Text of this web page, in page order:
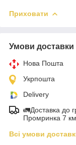
Приховати
Умови доставки
Нова Пошта
Укрпошта
Delivery
🚛Доставка до
Промринка 7 км
Всі умови